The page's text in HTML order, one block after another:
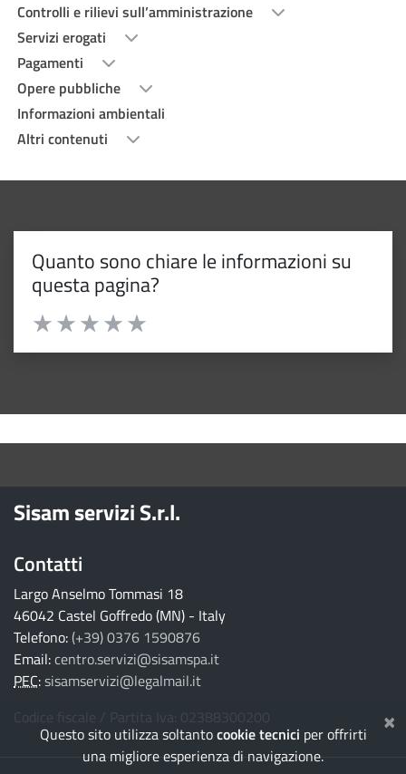
Questo sito utilizza soltantocookie tecnici per offrirti
una migliore esperienza di navigazione.
×
Controlli e rilievi sull’amministrazione
Servizi erogati
Pagamenti
Opere pubbliche
Informazioni ambientali
Altri contenuti
Quanto sono chiare le informazioni su
questa pagina?
Valuta da 1 a 5 stelle la pagina
Sisam servizi S.r.l.
Contatti
Largo Anselmo Tommasi 18
46042 Castel Goffredo (MN) - Italy
Telefono:(+39) 0376 1590876
Email:centro.servizi@sisamspa.it
PEC:sisamservizi@legalmail.it